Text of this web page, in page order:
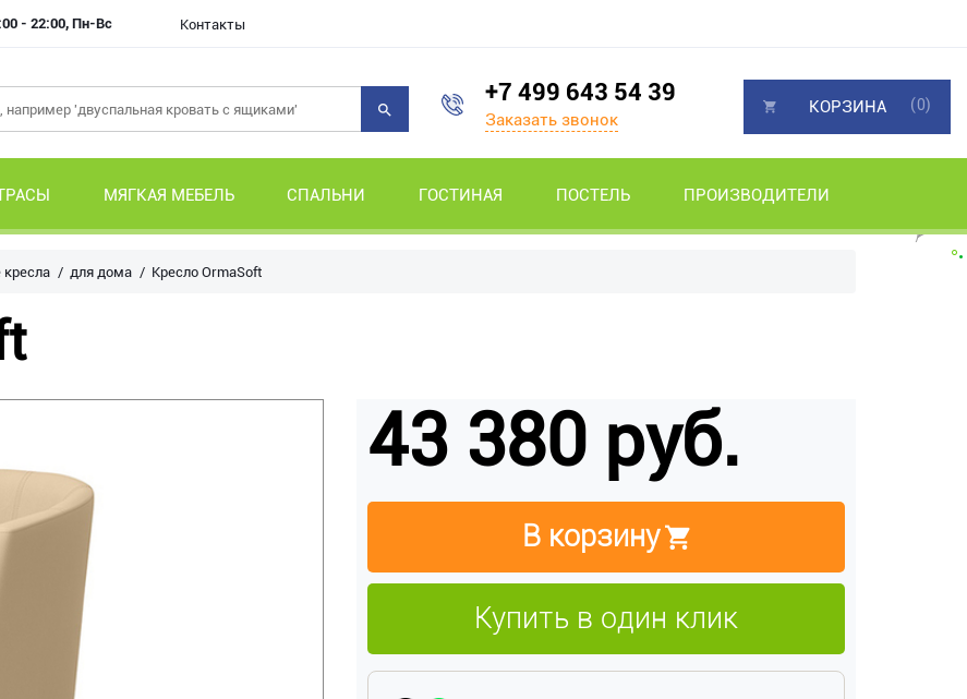
- 22:00, Пн-Вс Контакты
+7 499 643 54 39
Заказать звонок
МЯГКАЯ МЕБЕЛЬ СПАЛЬНИ ГОСТИНАЯ ПОСТЕЛЬ ПРОИЗВОДИТЕЛИ
КОРЗИНА (0)
кресла для дома Кресло OrmaSoft
43 380 руб.
В корзину
Купить в один клик